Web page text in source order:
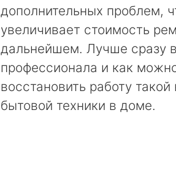
дополнительных проблем,
увеличивает стоимость
дальнейшем. Лучше сразу
профессионала и как
восстановить работу
бытовой техники в доме.